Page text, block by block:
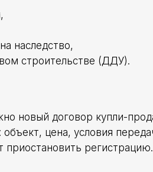
наследство,
строительстве (ДДУ).
новый договор купли-
цена, условия
приостановить регистрацию.